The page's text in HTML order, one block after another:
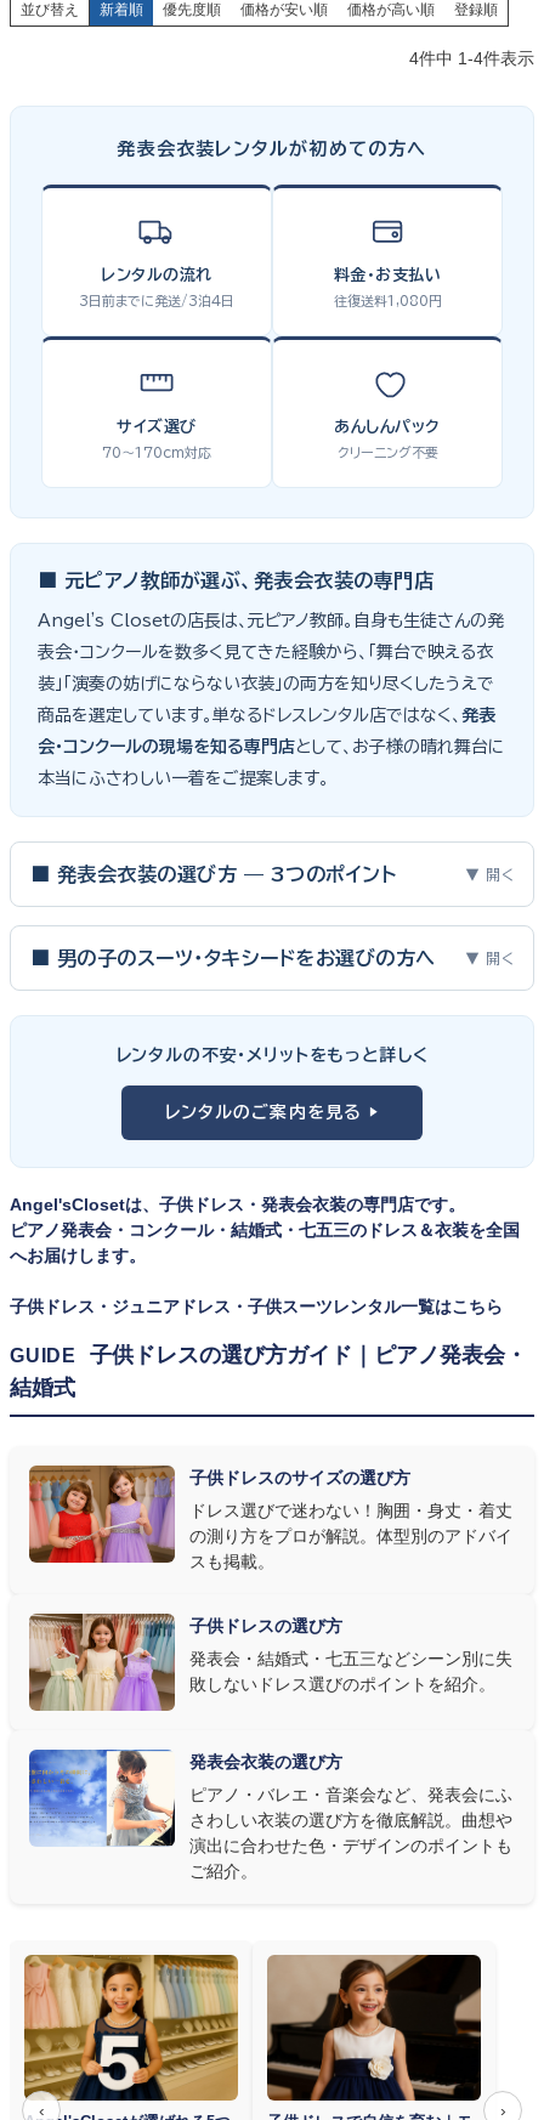
並び替え 新着順 優先度順 価格が安い順 価格が高い順 登録順
4件中 1-4件表示
発表会衣装レンタルが初めての方へ
レンタルの流れ
3日前までに発送/3泊4日
料金・お支払い
往復送料1,080円
サイズ選び
70〜170cm対応
あんしんパック
クリーニング不要
■ 元ピアノ教師が選ぶ、発表会衣装の専門店
Angel's Closetの店長は、元ピアノ教師。自身も生徒さんの発
表会・コンクールを数多く見てきた経験から、「舞台で映える衣
装」「演奏の妨げにならない衣装」の両方を知り尽くしたうえで
商品を選定しています。単なるドレスレンタル店ではなく、 発表
会・コンクールの現場を知る専門店として、お子様の晴れ舞台に
本当にふさわしい一着をご提案します。
■ 発表会衣装の選び方 — 3つのポイント ▼ 開く
ピアノ発表会・バイオリン発表会・コンクールの舞台は、お子様にと
って特別な一日。元ピアノ教師としての経験から、衣装選びで大切
① サイズは"ジャストフィット"を選ぶ
舞台上で最も美しく見えるのは、お子様の体にきちんと合ったサ
イズのドレス・スーツです。「大きめを買って長く着せたい」という
何よりお子様を輝かせます。レンタルなら、その時のジャストサイ
ズを遠慮なく選べるのが最大のメリット。胸囲・身丈の正しい測り
② 舞台で映える色・楽器に合うデザインを選ぶ
発表会の舞台は照明が強く、客席からは意外と色味が飛んで見え
ます。ネイビー・ブラック・深みのあるジュエルカラーはホールの照
す。またピアノ演奏なら落ち着いたシックなトーン、バイオリンやソ
ロ演奏なら華やかで視線を集めるデザイン、合唱やアンサンブル
なら衣装同士が調和するクラシカルな色合い、と演目に合わせた
③ 演奏の動きを妨げない設計か確認する
発表会ドレス選びで見落とされがちなのが"動きやすさ"です。ピ
アノならペダル操作を妨げない丈感、バイオリンなら弓を動かす
右腕のゆとり、管楽器なら胸元の締め付けがないこと——演奏の
質は衣装で変わります。Angel's Closetのレンタル衣装は、元ピ
アノ教師の店長が発表会・コンクールでのご使用を前提に厳選し
た商品
を多数ご用意しています。
■ 男の子のスーツ・タキシードをお選びの方へ ▼ 開く
向け、スリーピーススーツやベストスタイルは合唱・アンサンブル向
けと、シーンで使い分けるのがおすすめです。詳しくは
ツ・タキシード一覧
レンタルの不安・メリットをもっと詳しく
レンタルのご案内を見る ▶
Angel'sClosetは、子供ドレス・発表会衣装の専門店です。
ピアノ発表会・コンクール・結婚式・七五三のドレス＆衣装を全国
へお届けします。
子供ドレス・ジュニアドレス・子供スーツレンタル一覧はこちら
GUIDE
子供ドレスの選び方ガイド｜ピアノ発表会・
結婚式
子供ドレスのサイズの選び方
ドレス選びで迷わない！胸囲・身丈・着丈
の測り方をプロが解説。体型別のアドバイ
スも掲載。
子供ドレスの選び方
発表会・結婚式・七五三などシーン別に失
敗しないドレス選びのポイントを紹介。
発表会衣装の選び方
ピアノ・バレエ・音楽会など、発表会にふ
さわしい衣装の選び方を徹底解説。曲想や
演出に合わせた色・デザインのポイントも
ご紹介。
‹ ›